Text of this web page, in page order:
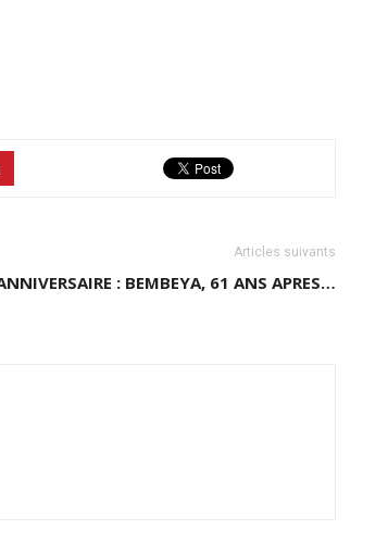
Articles suivants
: BEMBEYA, 61 ANS APRES…